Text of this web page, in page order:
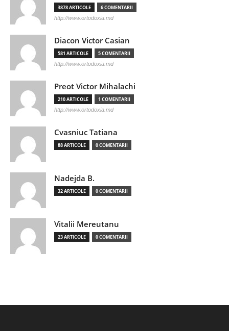
3878 ARTICOLE 6 COMENTARII
http://www.ortodoxia.md
Diacon Victor Casian
581 ARTICOLE 5 COMENTARII
http://www.ortodoxia.md
Preot Victor Mihalachi
210 ARTICOLE 1 COMENTARII
http://www.ortodoxia.md
Cvasniuc Tatiana
88 ARTICOLE 0 COMENTARII
Nadejda B.
32 ARTICOLE 0 COMENTARII
Vitalii Mereutanu
23 ARTICOLE 0 COMENTARII